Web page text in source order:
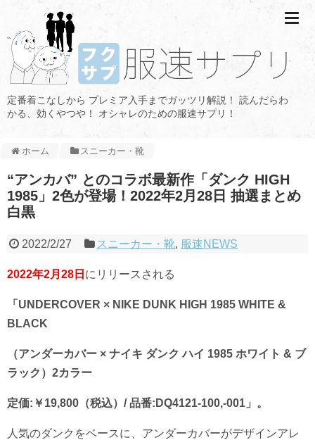
定番着こなしから プレミア入手までガッツリ解説！ 読んだらわ
かる、効くやつや！ オシャレのための服速サプリ！
ホーム スニーカー・靴
“アンカバ” とのコラボ最新作「ダンク HIGH
1985」2色が登場！2022年2月28日 抽選まとめ
白黒
2022/2/27 スニーカー・靴, 服速NEWS
2022年2月28日 にリリースされる
「UNDERCOVER × NIKE DUNK HIGH 1985 WHITE &
BLACK
（アンダーカバー × ナイキ ダンク ハイ 1985 ホワイト & ブ
ラック）2カラー
定価:￥19,800（税込）/ 品番:DQ4121-100,-001」。
人気のダンクをベースに、アンダーカバーがデザインアレ